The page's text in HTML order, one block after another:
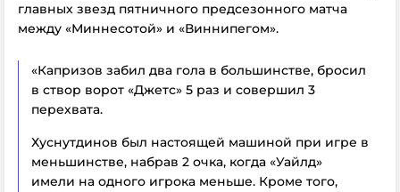
главных звезд пятничного предсезонного матча
между «Миннесотой» и «Виннипегом».
«Капризов забил два гола в большинстве, бросил
в створ ворот «Джетс» 5 раз и совершил 3
перехвата.
Хуснутдинов был настоящей машиной при игре в
меньшинстве, набрав 2 очка, когда «Уайлд»
имели на одного игрока меньше. Кроме того,